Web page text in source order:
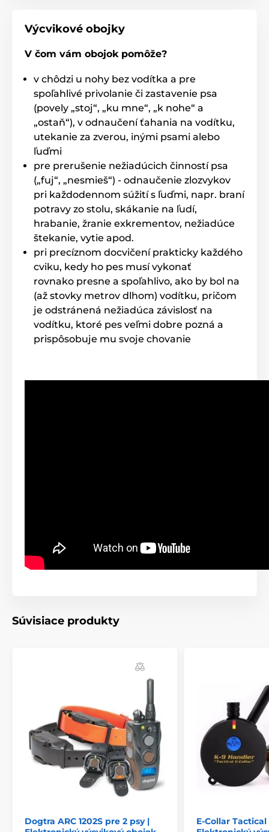
nás kupujete príslušenstvo pre už zakúpené
nebudú kompatibilné! Pracujú na rôznych
Technické špecifikácie sa môžu zmeniť bez
predchádzajúceho upozornenia. Obrázky majú len
ilustračný charakter.
Produkt je zaradený v kategóriách
Výcvikové obojky 601 až 1000 metrov
Elektrické Zvukové
Pre malé psy Pre stredné psy
Pre veľké psy Pre 2 psov
Výcvikové obojky
V čom vám obojok pomôže?
v chôdzi u nohy bez vodítka a pre
spoľahlivé privolanie či zastavenie psa
(povely „stoj“, „ku mne“, „k nohe“ a
„ostaň“), v odnaučení ťahania na vodítku,
utekanie za zverou, inými psami alebo
ľuďmi
pre prerušenie nežiadúcich činností psa
(„fuj“, „nesmieš“) - odnaučenie zlozvykov
pri každodennom súžití s ľuďmi, napr. braní
potravy zo stolu, skákanie na ľudí,
hrabanie, žranie exkrementov, nežiadúce
štekanie, vytie apod.
pri precíznom docvičení prakticky každého
cviku, kedy ho pes musí vykonať
rovnako presne a spoľahlivo, ako by bol na
(až stovky metrov dlhom) vodítku, pričom
je odstránená nežiadúca závislosť na
vodítku, ktoré pes veľmi dobre pozná a
prispôsobuje mu svoje chovanie
Súvisiace produkty
Dogtra ARC 1202S pre 2 psy |
E-Collar